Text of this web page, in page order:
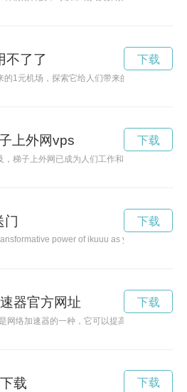
不了了
的1元机场，探索它给人们带来的便利和奇迹。
下载
上外网vps
，梯子上外网已成为人们工作和生活中的重要
下载
门
power of ikuuu as you embark
下载
器官方网址
网络加速器的一种，它可以提高用户的上网速
下载
载 下载